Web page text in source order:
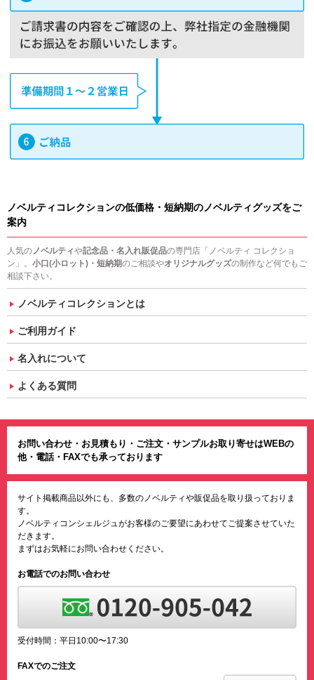
ノベルティコレクションの低価格・短納期のノベルティグッズをご
案内
人気のノベルティや記念品・名入れ販促品の専門店「ノベルティ コレクショ
ン」。 小口(小ロット)・短納期のご相談やオリジナルグッズの制作など何でもご
相談下さい。
ノベルティコレクションとは
ご利用ガイド
名入れについて
よくある質問
お問い合わせ・お見積もり・ご注文・サンプルお取り寄せはWEBの
他・電話・FAXでも承っております
サイト掲載商品以外にも、多数のノベルティや販促品を取り扱っておりま
す。
ノベルティコンシェルジュがお客様のご要望にあわせてご提案させていた
だきます。
まずはお気軽にお問い合わせください。
お電話でのお問い合わせ
受付時間：平日10:00〜17:30
FAXでのご注文